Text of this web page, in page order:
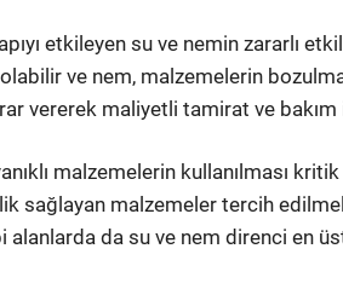
etkileyen su ve nemin zararlı
ve nem, malzemelerin
vererek maliyetli tamirat ve
malzemelerin kullanılması
sağlayan malzemeler tercih
alanlarda da su ve nem direnci en